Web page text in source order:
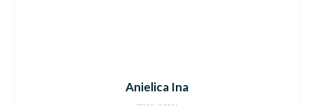
Anielica Ina